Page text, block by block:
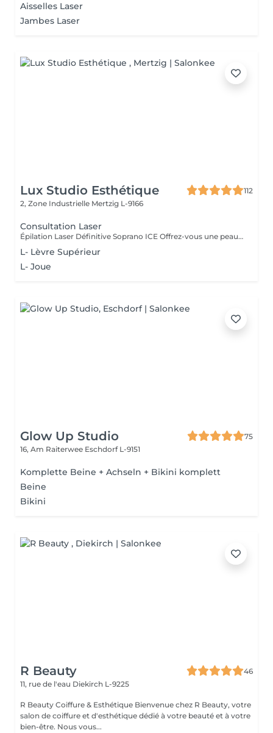
Aisselles Laser
Jambes Laser
Lux Studio Esthétique
112
2, Zone Industrielle Mertzig L-9166
Consultation Laser
Épilation Laser Définitive Soprano ICE Offrez-vous une peau lisse durablement grâce à la technologie Soprano ICE, adaptée à tous les types de peau, même bronzées. Technologie triple longueur d'onde (755, 810, 1064nm) pour éliminer tous les types de poils Traitement indolore avec système ICE pour un confort maximal Résultats visibles dès les premières séances Séance d'évaluation gratuite avant le traitement Importance de la Consultation Avant le Traitement Avant de procéder à tout traitement esthétique, il est essentiel de réaliser une consultation préalable. Cette étape est cruciale pour garantir que le traitement choisi réponde parfaitement à vos besoins et attentes. Pourquoi une Consultation ? - Évaluation Personnalisée : Lors de la consultation, notre expert évalue l'état de vos lèvres et discute de vos objectifs esthétiques. Cela permet de personnaliser le traitement pour des résultats optimaux. - Conseils Professionnels : Vous recevrez des conseils professionnels sur le traitement le plus adapté à votre type de peau et à vos préférences. - Sécurité et Confort : La consultation permet également d'identifier toute contre-indication et d'assurer que le traitement se déroulera en toute sécurité et dans le confort. Avantage Financier Le coût de la consultation sera déduit du prix du traitement choisi. Ainsi, cette étape essentielle ne représente pas un coût supplémentaire, mais un investissement dans la réussite de votre traitement. Prenez rendez-vous pour votre consultation !
L- Lèvre Supérieur
L- Joue
Glow Up Studio
75
16, Am Raiterwee Eschdorf L-9151
Komplette Beine + Achseln + Bikini komplett
Beine
Bikini
R Beauty
46
11, rue de l'eau Diekirch L-9225
R Beauty Coiffure & Esthétique Bienvenue chez R Beauty, votre
salon de coiffure et d'esthétique dédié à votre beauté et à votre
bien-être. Nous vous...